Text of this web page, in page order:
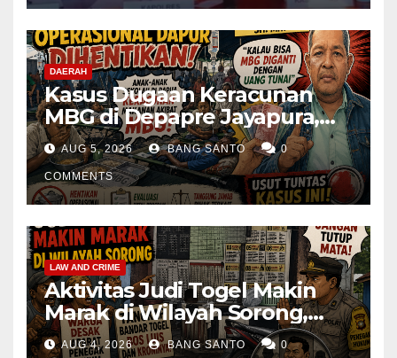
DAERAH
Kasus Dugaan Keracunan
MBG di Depapre Jayapura,
Aktivis Papua Minta
Operasional Dapur
Dihentikan & Evaluasi
Menyeluruh
AUG 5, 2026 BANG SANTO 0
COMMENTS
LAW AND CRIME
Aktivitas Judi Togel Makin
Marak di Wilayah Sorong,
Warga Desak Aparat Segera
AUG 4, 2026 BANG SANTO 0